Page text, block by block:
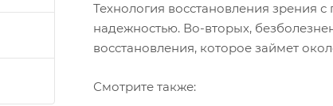
Технология восстановления зрения
надежностью. Во-вторых,
восстановления, которое займет
Смотрите также: